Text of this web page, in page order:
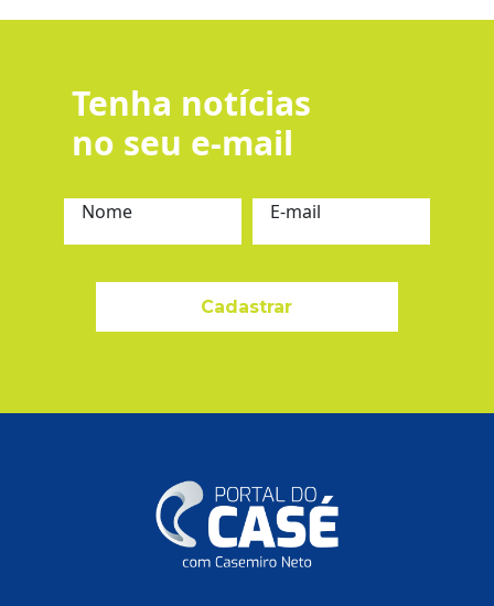
Tenha notícias
no seu e-mail
Nome E-mail
Cadastrar